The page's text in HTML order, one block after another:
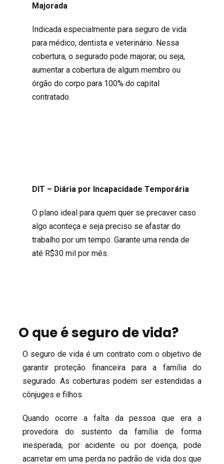
Majorada
Indicada especialmente para seguro de vida
para médico, dentista e veterinário. Nessa
cobertura, o segurado pode majorar, ou seja,
aumentar a cobertura de algum membro ou
órgão do corpo para 100% do capital
contratado.
DIT – Diária por Incapacidade Temporária
O plano ideal para quem quer se precaver caso
algo aconteça e seja preciso se afastar do
trabalho por um tempo. Garante uma renda de
até R$30 mil por mês.
O que é seguro de vida?
O seguro de vida é um contrato com o objetivo de
garantir proteção financeira para a família do
segurado. As coberturas podem ser estendidas a
cônjuges e filhos.
Quando ocorre a falta da pessoa que era a
provedora do sustento da família de forma
inesperada, por acidente ou por doença, pode
acarretar em uma perda no padrão de vida dos que